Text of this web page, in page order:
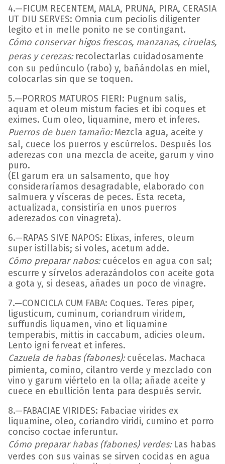
4.—FICUM RECENTEM, MALA, PRUNA, PIRA, CERASIA
UT DIU SERVES: Omnia cum peciolis diligenter
legito et in melle ponito ne se contingant.
Cómo conservar higos frescos, manzanas, ciruelas,
peras y cerezas:recolectarlas cuidadosamente
con su pedúnculo (rabo) y, bañándolas en miel,
colocarlas sin que se toquen.
5.—PORROS MATUROS FIERI: Pugnum salis,
aquam et oleum mistum facies et ibi coques et
eximes. Cum oleo, liquamine, mero et inferes.
Puerros de buen tamaño:Mezcla agua, aceite y
sal, cuece los puerros y escúrrelos. Después los
aderezas con una mezcla de aceite, garum y vino
puro.
(El garum era un salsamento, que hoy
consideraríamos desagradable, elaborado con
salmuera y vísceras de peces. Esta receta,
actualizada, consistiría en unos puerros
aderezados con vinagreta).
6.—RAPAS SIVE NAPOS: Elixas, inferes, oleum
super istillabis; si voles, acetum adde.
Cómo preparar nabos:cuécelos en agua con sal;
escurre y sírvelos aderazándolos con aceite gota
a gota y, si deseas, añades un poco de vinagre.
7.—CONCICLA CUM FABA: Coques. Teres piper,
ligusticum, cuminum, coriandrum viridem,
suffundis liquamen, vino et liquamine
temperabis, mittis in caccabum, adicies oleum.
Lento igni ferveat et inferes.
Cazuela de habas (fabones):cuécelas. Machaca
pimienta, comino, cilantro verde y mezclado con
vino y garum viértelo en la olla; añade aceite y
cuece en ebullición lenta para después servir.
8.—FABACIAE VIRIDES: Fabaciae virides ex
liquamine, oleo, coriandro viridi, cumino et porro
conciso coctae inferuntur.
Cómo preparar habas (fabones) verdes:Las habas
verdes con sus vainas se sirven cocidas en agua